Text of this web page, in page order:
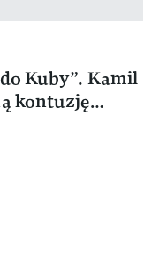
Kuby”. Kamil
kontuzję…